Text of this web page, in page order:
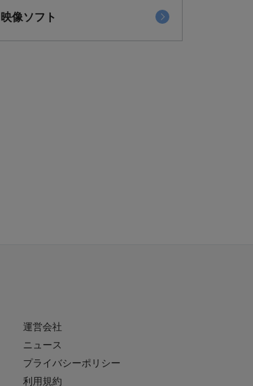
映像ソフト
運営会社
ニュース
プライバシーポリシー
利用規約